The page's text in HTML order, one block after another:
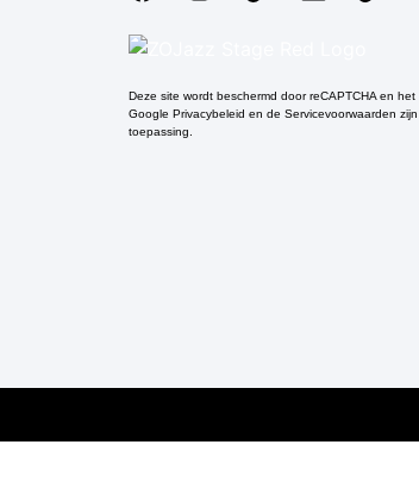
Deze site wordt beschermd door reCAPTCHA en het
Google Privacybeleid en de Servicevoorwaarden
toepassing.